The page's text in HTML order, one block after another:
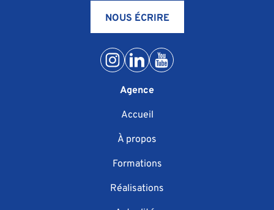
NOUS ÉCRIRE
Agence
Accueil
À propos
Formations
Réalisations